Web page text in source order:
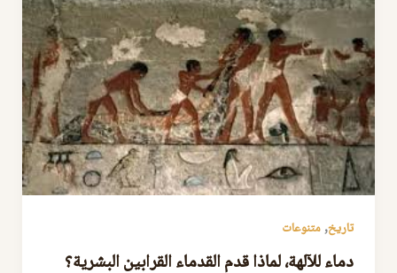
تاريخ,متنوعات
دماء للآلهة، لماذا قدم القدماء القرابين البشرية؟